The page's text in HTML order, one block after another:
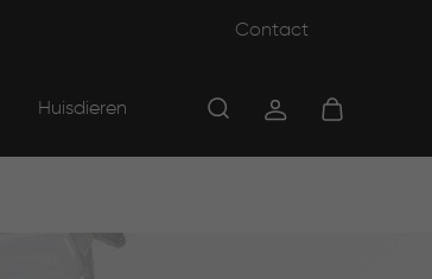
Contact
Huisdieren